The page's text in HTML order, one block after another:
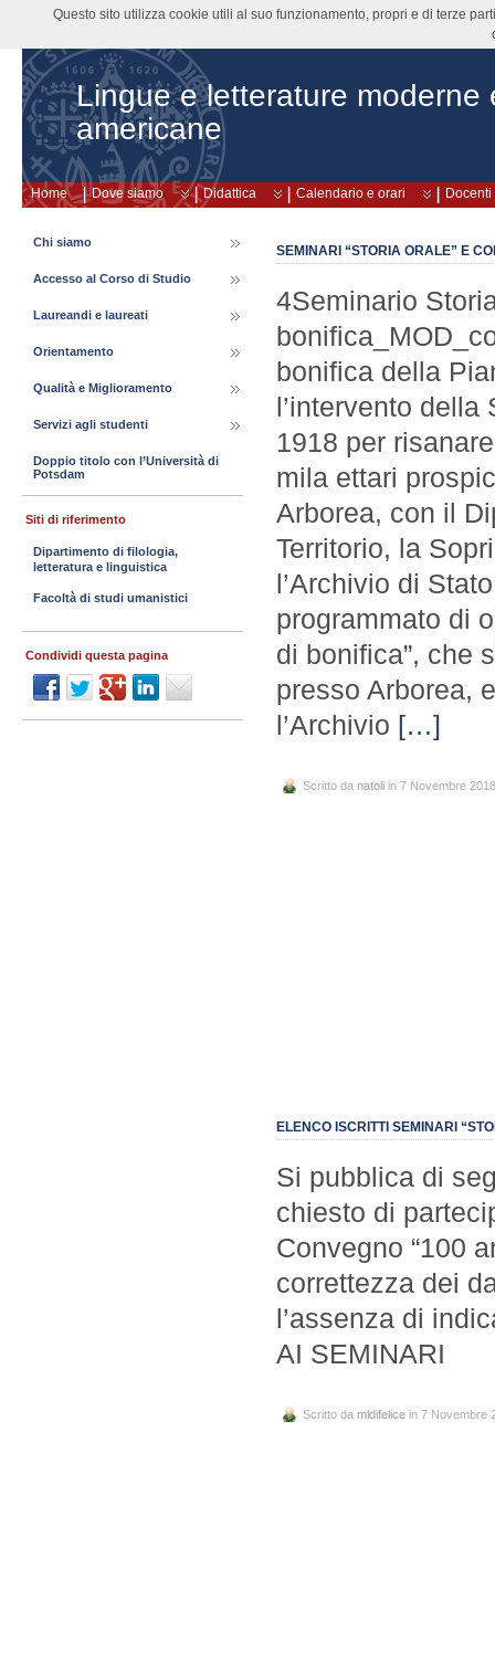
Lingue e letterature moderne
americane
Home Dove siamo Didattica Calendario e orari Docenti
SEMINARI “STORIA ORALE” E
4Seminario
bonifica della
l’intervento
1918 per
mila ettari
Arborea, con il
Territorio, la
l’Archivio di
programmato di
di bonifica”, che
presso Arborea,
l’Archivio […]
Scritto da natoli in 7 Novembre 2018
ELENCO ISCRITTI SEMINARI
Si pubblica di
chiesto di
Convegno “100
correttezza dei
l’assenza di
AI SEMINARI
Scritto da mldifelice in 7 Novembre
Chi siamo
Accesso al Corso di Studio
Laureandi e laureati
Orientamento
Qualità e Miglioramento
Servizi agli studenti
Doppio titolo con l’Università di
Potsdam
Siti di riferimento
Dipartimento di filologia,
letteratura e linguistica
Facoltà di studi umanistici
Condividi questa pagina
Questo sito utilizza cookie utili al suo funzionamento, propri e di terze